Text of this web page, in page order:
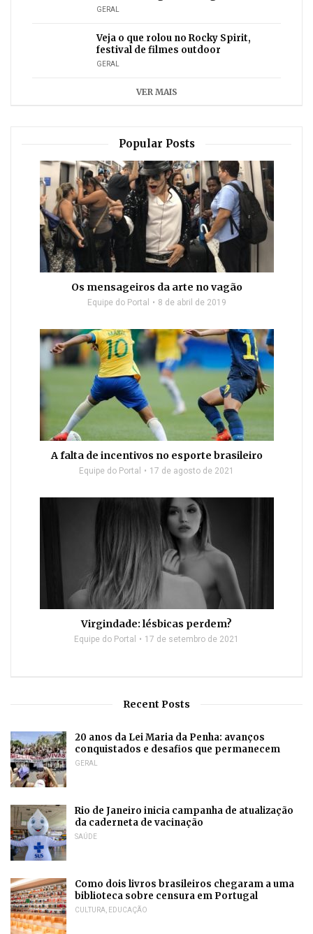
GERAL
Veja o que rolou no Rocky Spirit,
festival de filmes outdoor
GERAL
VER MAIS
Popular Posts
Os mensageiros da arte no vagão
Equipe do Portal 8 de abril de 2019
A falta de incentivos no esporte brasileiro
Equipe do Portal 17 de agosto de 2021
Virgindade: lésbicas perdem?
Equipe do Portal 17 de setembro de 2021
Recent Posts
20 anos da Lei Maria da Penha: avanços
conquistados e desafios que permanecem
GERAL
Rio de Janeiro inicia campanha de atualização
da caderneta de vacinação
SAÚDE
Como dois livros brasileiros chegaram a uma
biblioteca sobre censura em Portugal
CULTURA, EDUCAÇÃO